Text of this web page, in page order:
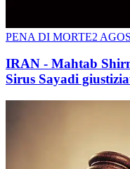
PENA DI MORTE2
IRAN - Mahtab
Sirus Sayadi